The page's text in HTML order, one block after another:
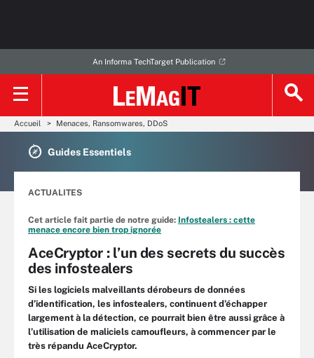
An Informa TechTarget Publication
Accueil Menaces, Ransomwares, DDoS
Guides Essentiels
ACTUALITES
Cet article fait partie de notre guide: Infostealers : cette
menace encore bien trop ignorée
AceCryptor : l’un des secrets du succès
des infostealers
Si les logiciels malveillants dérobeurs de données
d’identification, les infostealers, continuent d’échapper
largement à la détection, ce pourrait bien être aussi grâce à
l’utilisation de maliciels camoufleurs, à commencer par le
très répandu AceCryptor.